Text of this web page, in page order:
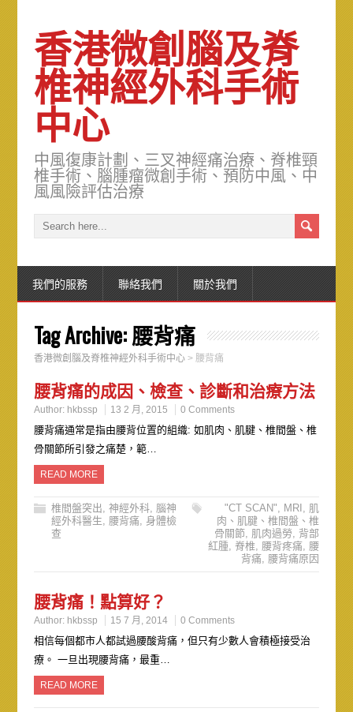
香港微創腦及脊
椎神經外科手術
中心
中風復康計劃、三叉神經痛治療、脊椎頸
椎手術、腦腫瘤微創手術、預防中風、中
風風險評估治療
我們的服務 聯絡我們 關於我們
Tag Archive:腰背痛
香港微創腦及脊椎神經外科手術中心> 腰背痛
腰背痛的成因、檢查、診斷和治療方法
Author: hkbssp 13 2 月, 2015 0 Comments
腰背痛通常是指由腰背位置的組織: 如肌肉、肌腱、椎間盤、椎
骨關節所引發之痛楚，範…
READ MORE
椎間盤突出, 神經外科, 腦神
經外科醫生, 腰背痛, 身體檢
查
"CT SCAN", MRI , 肌
肉、肌腱、椎間盤、椎
骨關節, 肌肉過勞, 背部
紅腫,脊椎, 腰背疼痛, 腰
背痛, 腰背痛原因
腰背痛！點算好？
Author: hkbssp 15 7 月, 2014 0 Comments
相信每個都市人都試過腰酸背痛，但只有少數人會積極接受治
療。 一旦出現腰背痛，最重…
READ MORE